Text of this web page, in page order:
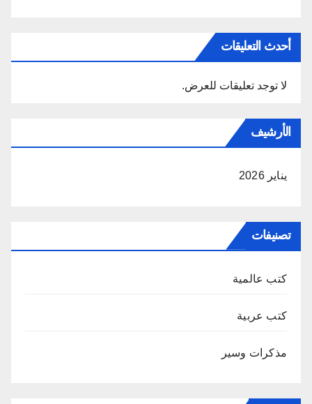
أحدث التعليقات
لا توجد تعليقات للعرض.
الأرشيف
يناير 2026
تصنيفات
كتب عالمية
كتب عربية
مذكرات وسير